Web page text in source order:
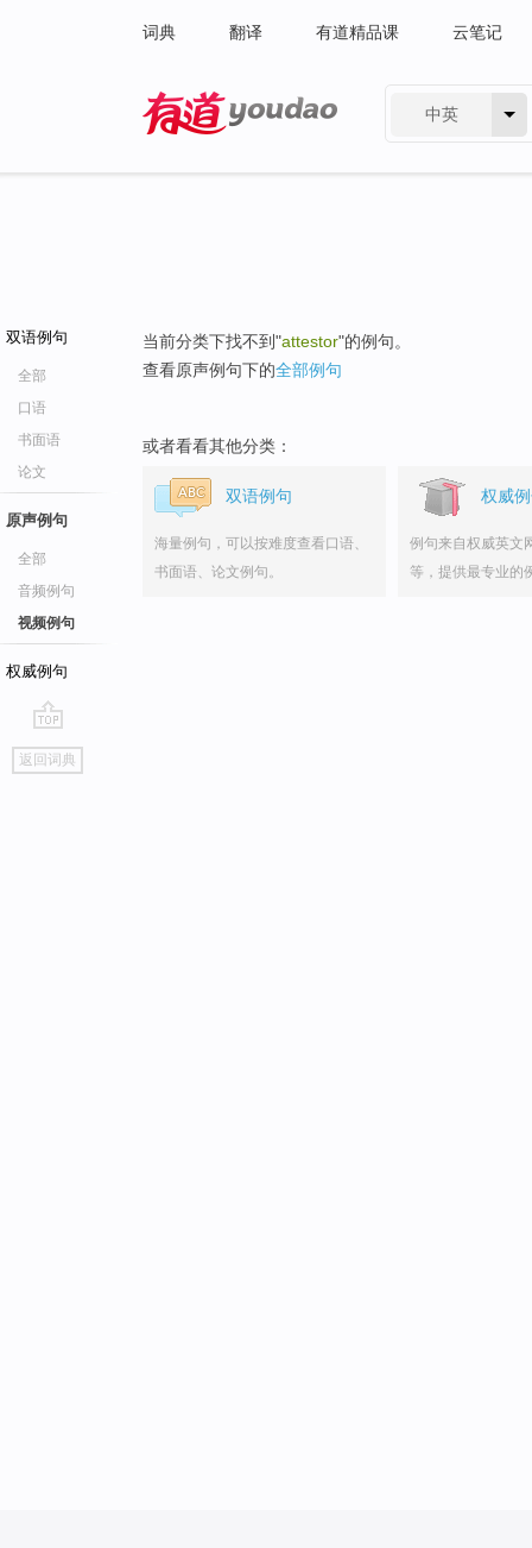
词典 翻译 有道精品课 云笔记
中英
双语例句
全部
口语
书面语
论文
原声例句
全部
音频例句
视频例句
权威例句
go
top
返回词典
当前分类下找不到"attestor"的例句。
查看原声例句下的全部例句
或者看看其他分类：
双语例句
海量例句，可以按难度查看口语、
书面语、论文例句。
权威
例句来自权威英文
等，提供最专业的